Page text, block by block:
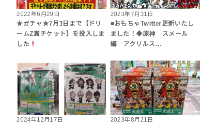
2022年6月29日
★ガチャ★7月3日まで【ドリ
ームZ賞チケット】を投入しま
した
2023年7月31日
■おもちゃTwitter更新いたし
ました！◆原神 スメール
編 アクリルス…
2024年12月17日
2023年8月21日